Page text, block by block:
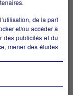
de la part
et/ou accéder à
des publicités et du
mener des études
liées à la